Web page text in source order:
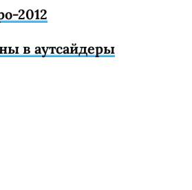
2012
в аутсайдеры